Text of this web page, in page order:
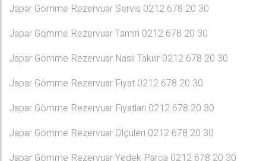
Japar Gömme Rezervuar Servis 0212 678 20 30
Japar Gömme Rezervuar Tamiri 0212 678 20 30
Japar Gömme Rezervuar Nasıl Takılır 0212 678 20 30
Japar Gömme Rezervuar Fiyat 0212 678 20 30
Japar Gömme Rezervuar Fiyatları 0212 678 20 30
Japar Gömme Rezervuar Ölçüleri 0212 678 20 30
Japar Gömme Rezervuar Yedek Parça 0212 678 20 30